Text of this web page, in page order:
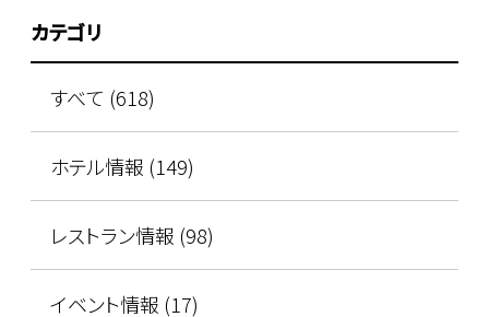
カテゴリ
すべて (618)
ホテル情報 (149)
レストラン情報 (98)
イベント情報 (17)